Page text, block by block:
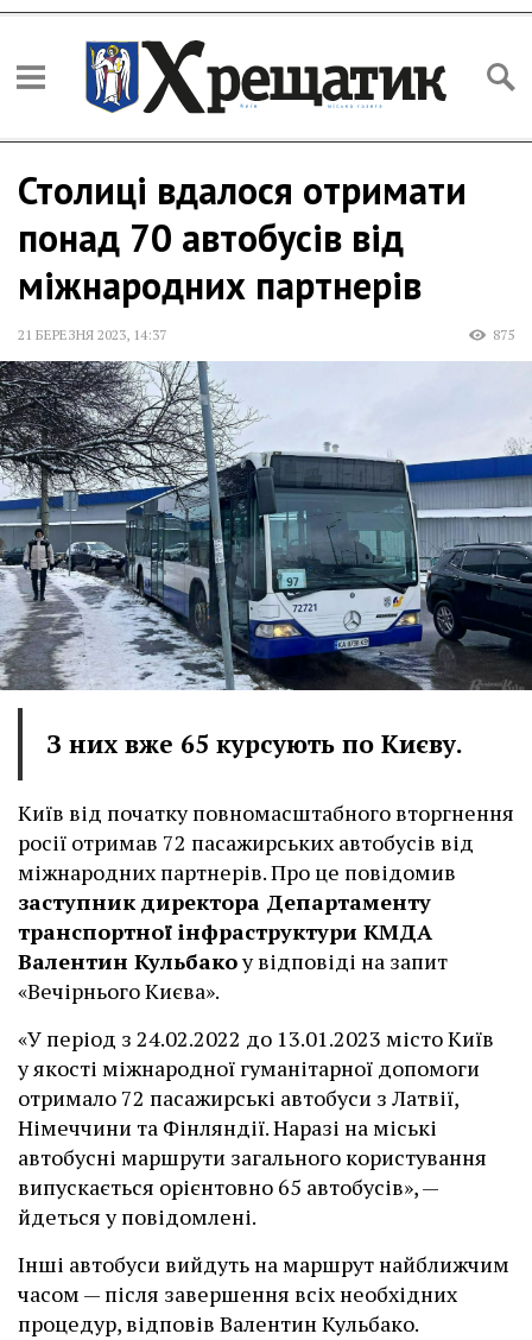
Столиці вдалося отримати
понад 70 автобусів від
міжнародних партнерів
21 БЕРЕЗНЯ 2023, 14:37 875
З них вже 65 курсують по Києву.
Київ від початку повномасштабного вторгнення
росії отримав 72 пасажирських автобусів від
міжнародних партнерів. Про це повідомив
заступник директора Департаменту
транспортної інфраструктури КМДА
Валентин Кульбакоу відповіді на запит
«Вечірнього Києва».
«У період з 24.02.2022 до 13.01.2023 місто Київ
у якості міжнародної гуманітарної допомоги
отримало 72 пасажирські автобуси з Латвії,
Німеччини та Фінляндії. Наразі на міські
автобусні маршрути загального користування
випускається орієнтовно 65 автобусів», —
йдеться у повідомлені.
Інші автобуси вийдуть на маршрут найближчим
часом — після завершення всіх необхідних
процедур, відповів Валентин Кульбако.